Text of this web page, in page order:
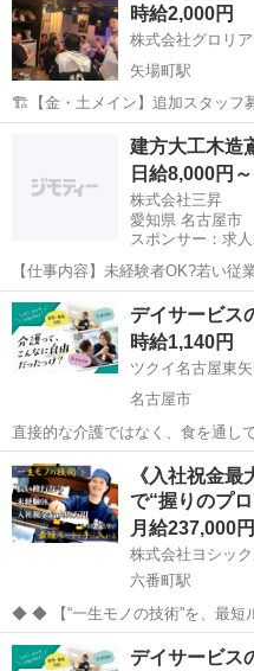
と...
時給2,000円
株式会社グロリア
矢場町駅
🏗️【金・土メイン】追加スタッフ募集🍻 建築バー「ワイの
緒にお店を盛り上げてくれるスタッフを
築会社がバーを？」 実はこのお店、 社員の「やってみたい！」という
一言から始まりました。...
名古屋市 矢場町駅
建方大工木造
日給8,000円～
株式会社三昇
愛知県 名古屋市
スポンサー：求
【仕事内容】未経験者OK?若い
す? <大工さん募集>新たな仲間を
8,000円から上限なしで昇給↑ 勤務
県内 ごく稀に岐阜県...
正社員 / アルバイト・パート
デイサービス
時給1,140円
ツクイ名古屋東矢
名古屋市
直接的な介護ではなく、食を通し
※お客様に提供する食事の簡
浄 ※食材の発注など ※提供食
◆従事すべき業務...
愛知 名古屋市 その他
《入社祝金
で“握りのプ
月給237,000円
六番町駅
◆ ◆ 【“一生モノの技術”を、最短ルートで手に入れる】 ヨシックスフ
ーズが運営する寿司居酒屋「や台
の状態で仕入れることで仕込みの
愛知 名古屋市 六番町駅
デイサービス